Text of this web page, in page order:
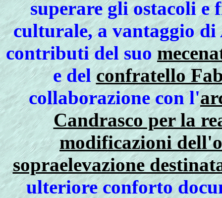
superare gli ostacoli e
culturale, a vantaggio
contributi del suo
e delconfratello
collaborazione con l'
Candrasco per la
modificazioni
sopraelevazione
ulteriore conforto